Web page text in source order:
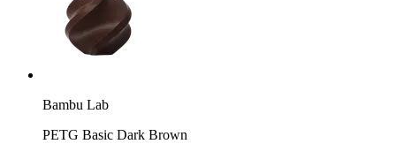
Bambu Lab
PETG Basic Dark Brown